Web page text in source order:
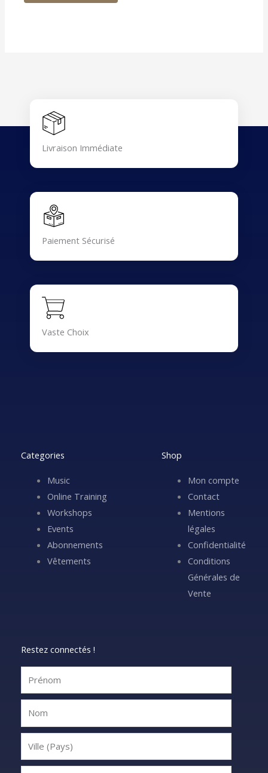
Livraison Immédiate
Paiement Sécurisé
Vaste Choix
Categories
Music
Online Training
Workshops
Events
Abonnements
Vêtements
Shop
Mon compte
Contact
Mentions
légales
Confidentialité
Conditions
Générales de
Vente
Restez connectés !